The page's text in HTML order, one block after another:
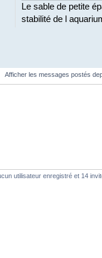
Le sable de petite
stabilité de l
Afficher les messages postés
utilisateur enregistré et 14